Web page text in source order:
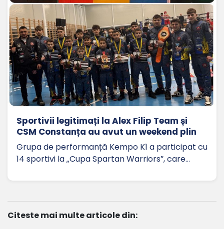
Sportivii legitimați la Alex Filip Team și
CSM Constanța au avut un weekend plin
Grupa de performanță Kempo K1 a participat cu
14 sportivi la „Cupa Spartan Warriors”, care…
Citeste mai multe articole din: